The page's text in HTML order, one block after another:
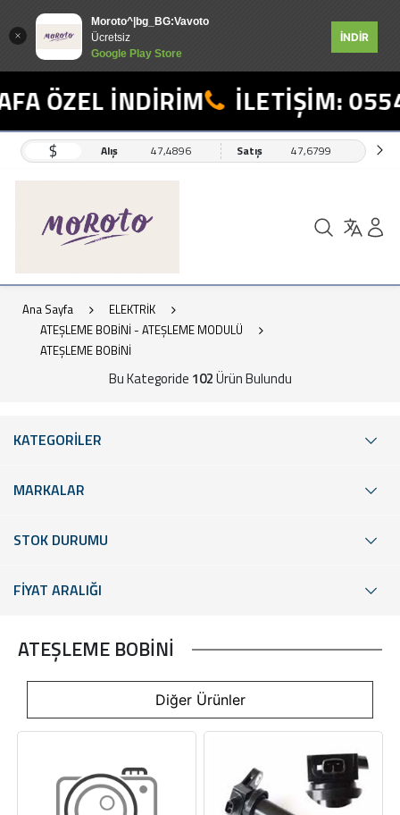
Moroto^|bg_BG:Vavoto
Ücretsiz
Google Play Store
İNDİR
İNDİRİM İLETİŞİM: 0554
$ Alış 47,4896 Satış 47,6799
Ana Sayfa
ELEKTRİK
ATEŞLEME BOBİNİ - ATEŞLEME MODULÜ
ATEŞLEME BOBİNİ
Bu Kategoride 102Ürün Bulundu
KATEGORİLER
MARKALAR
STOK DURUMU
FİYAT ARALIĞI
ATEŞLEME BOBİNİ
Diğer Ürünler